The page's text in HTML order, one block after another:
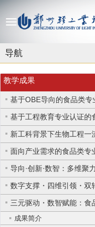
导航
教学成果
基于OBE导向的食品类
基于工程教育专业认证的
新工科背景下生物工程一
面向产业需求的食品类专
导向·创新·数智：多维聚
数字支撑・四维引领・
三元驱动・数智赋能：食
成果简介